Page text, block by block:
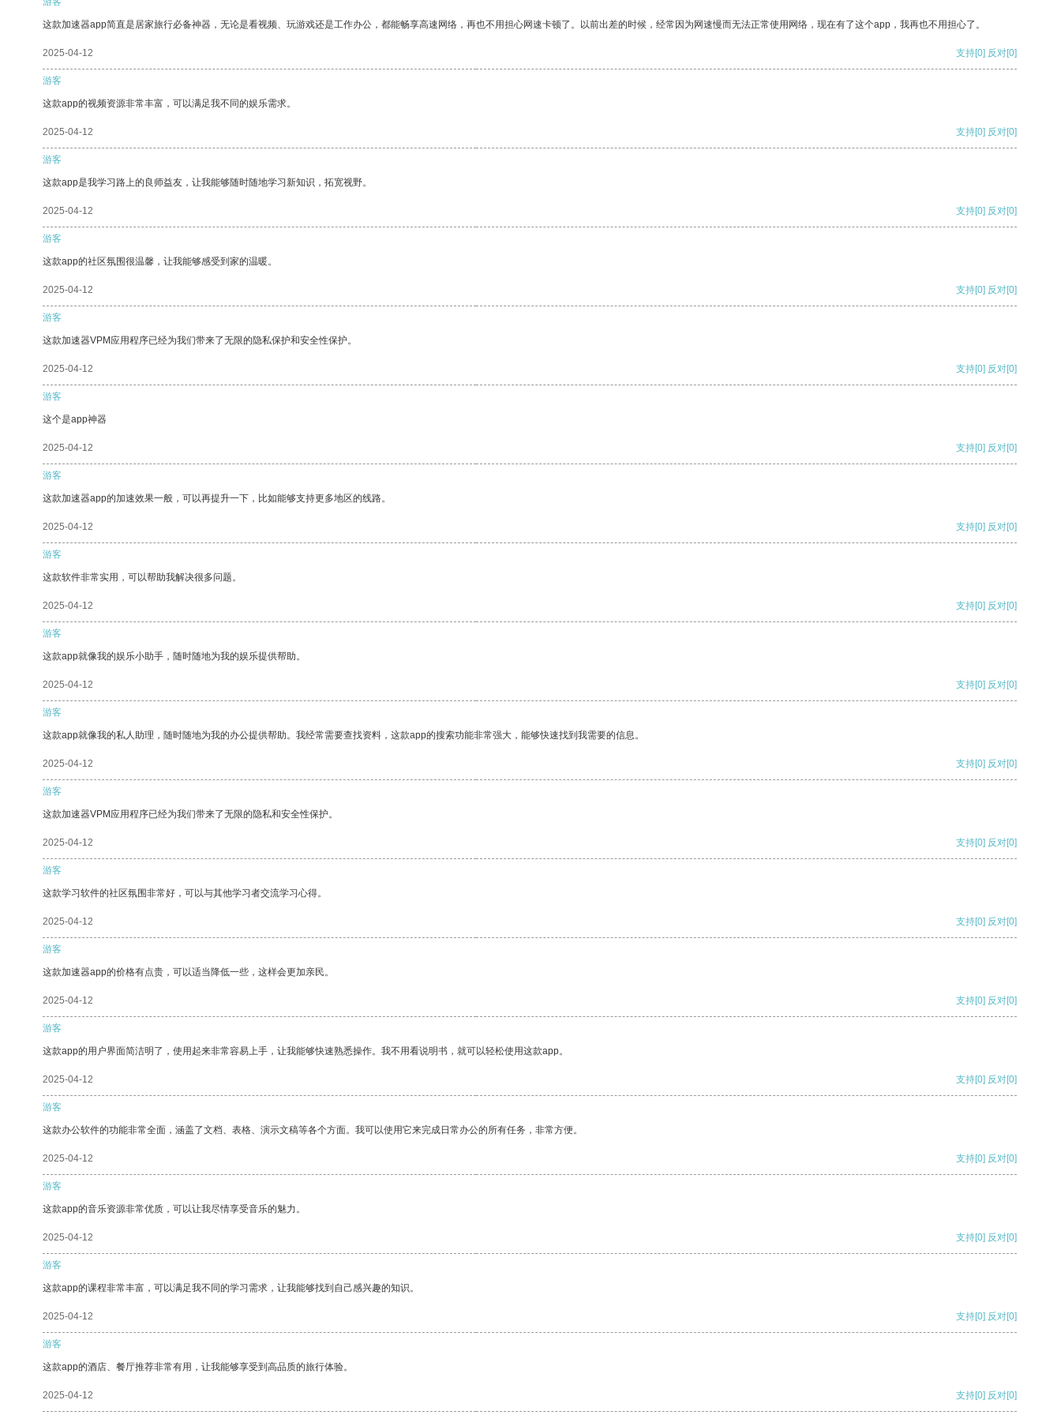
这款加速器app简直是居家旅行必备神器，无论是看视频、玩游戏还是工作办公，都能畅享高速网络，再也不用担心网速卡顿了。以前出差的时候，经常因为网速慢而无法正常使用网络，现在有了这个app，我再也不用担心了。
2025-04-12 支持[0] 反对[0]
游客
这款app的视频资源非常丰富，可以满足我不同的娱乐需求。
2025-04-12 支持[0] 反对[0]
游客
这款app是我学习路上的良师益友，让我能够随时随地学习新知识，拓宽视野。
2025-04-12 支持[0] 反对[0]
游客
这款app的社区氛围很温馨，让我能够感受到家的温暖。
2025-04-12 支持[0] 反对[0]
游客
这款加速器VPM应用程序已经为我们带来了无限的隐私保护和安全性保护。
2025-04-12 支持[0] 反对[0]
游客
这个是app神器
2025-04-12 支持[0] 反对[0]
游客
这款加速器app的加速效果一般，可以再提升一下，比如能够支持更多地区的线路。
2025-04-12 支持[0] 反对[0]
游客
这款软件非常实用，可以帮助我解决很多问题。
2025-04-12 支持[0] 反对[0]
游客
这款app就像我的娱乐小助手，随时随地为我的娱乐提供帮助。
2025-04-12 支持[0] 反对[0]
游客
这款app就像我的私人助理，随时随地为我的办公提供帮助。我经常需要查找资料，这款app的搜索功能非常强大，能够快速找到我需要的信息。
2025-04-12 支持[0] 反对[0]
游客
这款加速器VPM应用程序已经为我们带来了无限的隐私和安全性保护。
2025-04-12 支持[0] 反对[0]
游客
这款学习软件的社区氛围非常好，可以与其他学习者交流学习心得。
2025-04-12 支持[0] 反对[0]
游客
这款加速器app的价格有点贵，可以适当降低一些，这样会更加亲民。
2025-04-12 支持[0] 反对[0]
游客
这款app的用户界面简洁明了，使用起来非常容易上手，让我能够快速熟悉操作。我不用看说明书，就可以轻松使用这款app。
2025-04-12 支持[0] 反对[0]
游客
这款办公软件的功能非常全面，涵盖了文档、表格、演示文稿等各个方面。我可以使用它来完成日常办公的所有任务，非常方便。
2025-04-12 支持[0] 反对[0]
游客
这款app的音乐资源非常优质，可以让我尽情享受音乐的魅力。
2025-04-12 支持[0] 反对[0]
游客
这款app的课程非常丰富，可以满足我不同的学习需求，让我能够找到自己感兴趣的知识。
2025-04-12 支持[0] 反对[0]
游客
这款app的酒店、餐厅推荐非常有用，让我能够享受到高品质的旅行体验。
2025-04-12 支持[0] 反对[0]